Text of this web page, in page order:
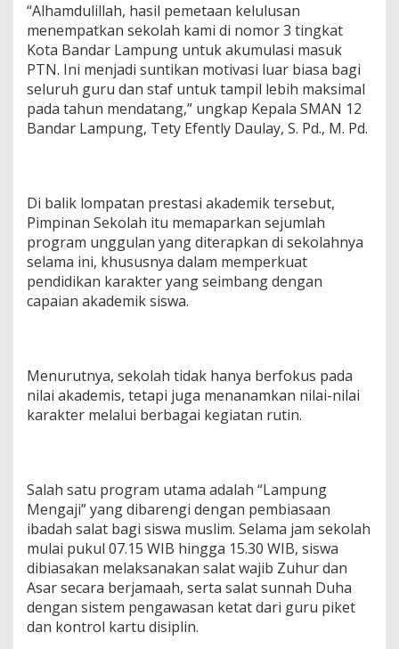
“Alhamdulillah, hasil pemetaan kelulusan
menempatkan sekolah kami di nomor 3 tingkat
Kota Bandar Lampung untuk akumulasi masuk
PTN. Ini menjadi suntikan motivasi luar biasa bagi
seluruh guru dan staf untuk tampil lebih maksimal
pada tahun mendatang,” ungkap Kepala SMAN 12
Bandar Lampung, Tety Efently Daulay, S. Pd., M. Pd.
Di balik lompatan prestasi akademik tersebut,
Pimpinan Sekolah itu memaparkan sejumlah
program unggulan yang diterapkan di sekolahnya
selama ini, khususnya dalam memperkuat
pendidikan karakter yang seimbang dengan
capaian akademik siswa.
Menurutnya, sekolah tidak hanya berfokus pada
nilai akademis, tetapi juga menanamkan nilai-nilai
karakter melalui berbagai kegiatan rutin.
Salah satu program utama adalah “Lampung
Mengaji” yang dibarengi dengan pembiasaan
ibadah salat bagi siswa muslim. Selama jam sekolah
mulai pukul 07.15 WIB hingga 15.30 WIB, siswa
dibiasakan melaksanakan salat wajib Zuhur dan
Asar secara berjamaah, serta salat sunnah Duha
dengan sistem pengawasan ketat dari guru piket
dan kontrol kartu disiplin.